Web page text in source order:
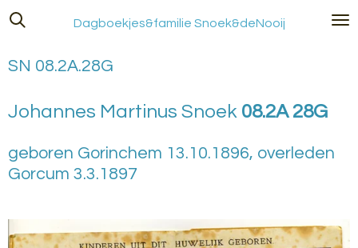
Ga
de
Dagboekjes&familie Snoek&deNooij
SN 08.2A.28G
Johannes Martinus Snoek 08.2A 28G
geboren Gorinchem 13.10.1896, overleden
Gorcum 3.3.1897